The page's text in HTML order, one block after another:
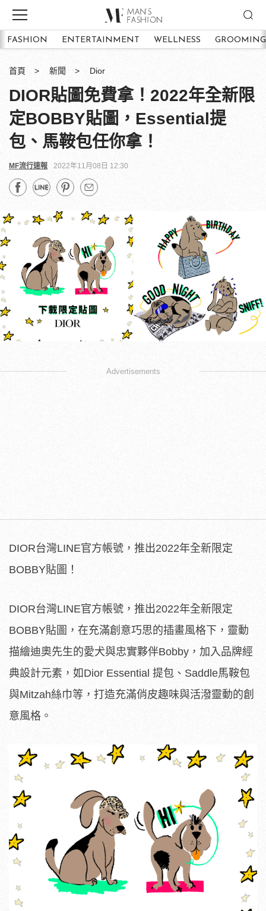
FASHION ENTERTAINMENT WELLNESS GROOMING
首頁 新聞 Dior
DIOR貼圖免費拿！2022年全新限
定BOBBY貼圖，Essential提
包、馬鞍包任你拿！
MF流行速報 2022年11月08日 12:30
Advertisements
DIOR台灣LINE官方帳號，推出2022年全新限定
BOBBY貼圖！
DIOR台灣LINE官方帳號，推出2022年全新限定
BOBBY貼圖，在充滿創意巧思的插畫風格下，靈動
描繪迪奧先生的愛犬與忠實夥伴Bobby，加入品牌經
典設計元素，如Dior Essential 提包、Saddle馬鞍包
與Mitzah絲巾等，打造充滿俏皮趣味與活潑靈動的創
意風格。